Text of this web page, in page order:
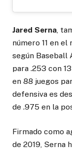
Jared Serna,
número 11 en
según Baseball
para .253 con
en 88 juegos
defensiva es
de .975 en la
Firmado como
de 2019, Serna